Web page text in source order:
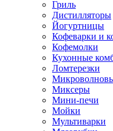
Гриль
Дистилляторы
Йогуртницы
Кофеварки и
Кофемолки
Кухонные
Ломтерезки
Миксеры
Мини-печи
Мойки
Мультиварки